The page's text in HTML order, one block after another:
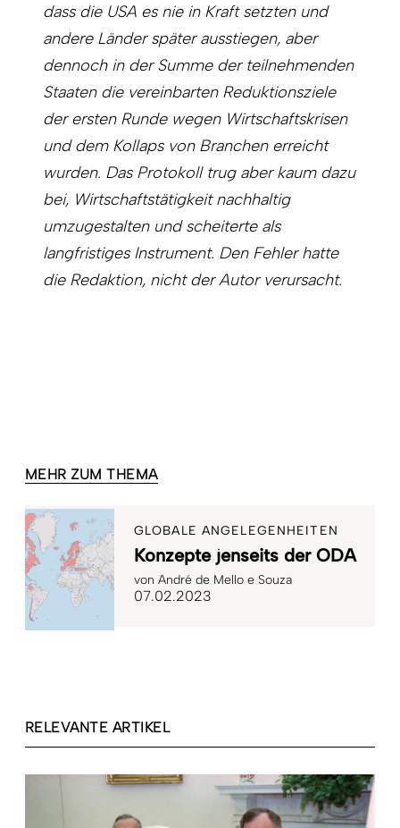
dass die USA es nie in Kraft setzten und
andere Länder später ausstiegen, aber
dennoch in der Summe der teilnehmenden
Staaten die vereinbarten Reduktionsziele
der ersten Runde wegen Wirtschaftskrisen
und dem Kollaps von Branchen erreicht
wurden. Das Protokoll trug aber kaum dazu
bei, Wirtschaftstätigkeit nachhaltig
umzugestalten und scheiterte als
langfristiges Instrument. Den Fehler hatte
die Redaktion, nicht der Autor verursacht.
MEHR ZUM THEMA
GLOBALE ANGELEGENHEITEN
Konzepte jenseits der ODA
von André de Mello e Souza
07.02.2023
RELEVANTE ARTIKEL